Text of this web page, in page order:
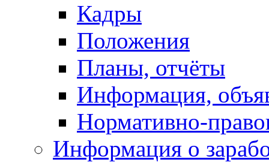
Кадры
Положения
Планы, отчёты
Информация,
Нормативно-
Информация о